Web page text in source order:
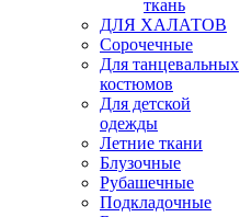
ткань
ДЛЯ ХАЛАТОВ
Сорочечные
Для танцевальных
костюмов
Для детской
одежды
Летние ткани
Блузочные
Рубашечные
Подкладочные